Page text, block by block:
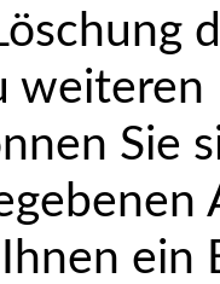
weiteren
Sie
ein